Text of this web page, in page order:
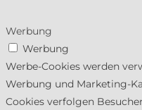
Werbung
Werbung
Werbe-Cookies werden
Werbung und Marketing-
Cookies verfolgen